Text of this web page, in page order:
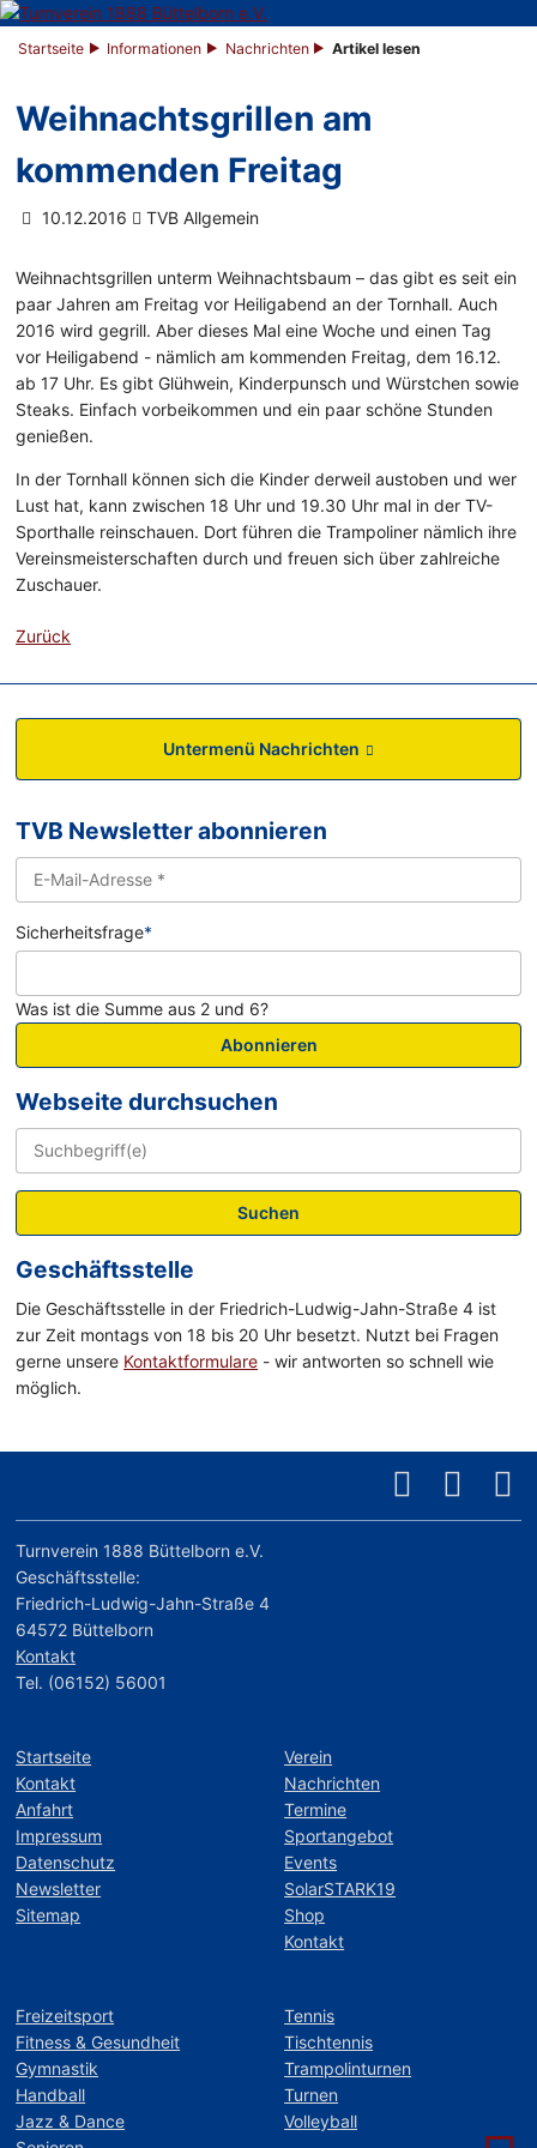
Startseite Informationen Nachrichten Artikel lesen
Weihnachtsgrillen am
kommenden Freitag
10.12.2016 TVB Allgemein
Weihnachtsgrillen unterm Weihnachtsbaum – das gibt es seit ein
paar Jahren am Freitag vor Heiligabend an der Tornhall. Auch
2016 wird gegrill. Aber dieses Mal eine Woche und einen Tag
vor Heiligabend - nämlich am kommenden Freitag, dem 16.12.
ab 17 Uhr. Es gibt Glühwein, Kinderpunsch und Würstchen sowie
Steaks. Einfach vorbeikommen und ein paar schöne Stunden
genießen.
In der Tornhall können sich die Kinder derweil austoben und wer
Lust hat, kann zwischen 18 Uhr und 19.30 Uhr mal in der TV-
Sporthalle reinschauen. Dort führen die Trampoliner nämlich ihre
Vereinsmeisterschaften durch und freuen sich über zahlreiche
Zuschauer.
Zurück
Untermenü Nachrichten
TVB Newsletter abonnieren
Sicherheitsfrage*
Was ist die Summe aus 2 und 6?
Abonnieren
Webseite durchsuchen
Suchen
Geschäftsstelle
Die Geschäftsstelle in der Friedrich-Ludwig-Jahn-Straße 4 ist
zur Zeit montags von 18 bis 20 Uhr besetzt. Nutzt bei Fragen
gerne unsere Kontaktformulare - wir antworten so schnell wie
möglich.
Turnverein 1888 Büttelborn e.V.
Geschäftsstelle:
Friedrich-Ludwig-Jahn-Straße 4
64572 Büttelborn
Kontakt
Tel. (06152) 56001
Startseite
Kontakt
Anfahrt
Impressum
Datenschutz
Newsletter
Sitemap
Verein
Nachrichten
Termine
Sportangebot
Events
SolarSTARK19
Shop
Kontakt
Freizeitsport
Fitness & Gesundheit
Gymnastik
Handball
Jazz & Dance
Tennis
Tischtennis
Trampolinturnen
Turnen
Volleyball